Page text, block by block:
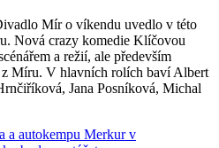
Mír o víkendu uvedlo v této
Nová crazy komedie Klíčovou
a režií, ale především
z Míru. V hlavních rolích baví Albert
Jana Posníková, Michal